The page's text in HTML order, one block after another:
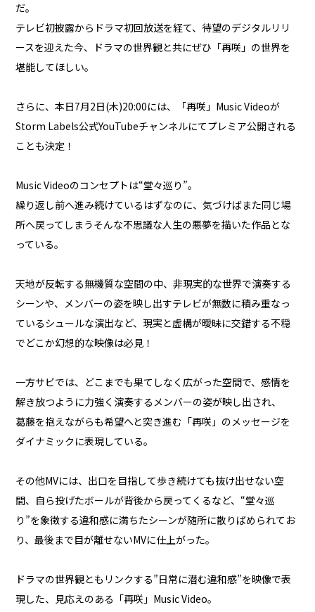
だ。
テレビ初披露からドラマ初回放送を経て、待望のデジタルリリ
ースを迎えた今、ドラマの世界観と共にぜひ「再咲」の世界を
堪能してほしい。
さらに、本日7月2日(木)20:00には、「再咲」Music Videoが
Storm Labels公式YouTubeチャンネルにてプレミア公開される
ことも決定！
Music Videoのコンセプトは“堂々巡り”。
繰り返し前へ進み続けているはずなのに、気づけばまた同じ場
所へ戻ってしまう――そんな不思議な人生の悪夢を描いた作品とな
っている。
天地が反転する無機質な空間の中、非現実的な世界で演奏する
シーンや、メンバーの姿を映し出すテレビが無数に積み重なっ
ているシュールな演出など、現実と虚構が曖昧に交錯する不穏
でどこか幻想的な映像は必見！
一方サビでは、どこまでも果てしなく広がった空間で、感情を
解き放つように力強く演奏するメンバーの姿が映し出され、
葛藤を抱えながらも希望へと突き進む「再咲」のメッセージを
ダイナミックに表現している。
その他MVには、出口を目指して歩き続けても抜け出せない空
間、自ら投げたボールが背後から戻ってくるなど、“堂々巡
り”を象徴する違和感に満ちたシーンが随所に散りばめられてお
り、最後まで目が離せないMVに仕上がった。
ドラマの世界観ともリンクする”日常に潜む違和感”を映像で表
現した、見応えのある「再咲」Music Video。